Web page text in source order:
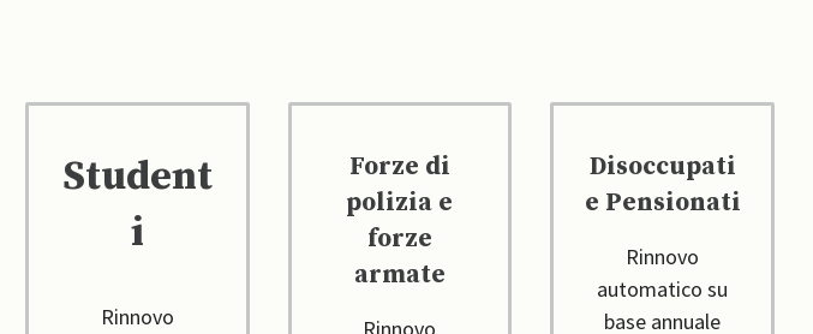
Student
i
Rinnovo
Forze di
polizia e
forze
armate
Disoccupati
e Pensionati
Rinnovo
automatico su
base annuale